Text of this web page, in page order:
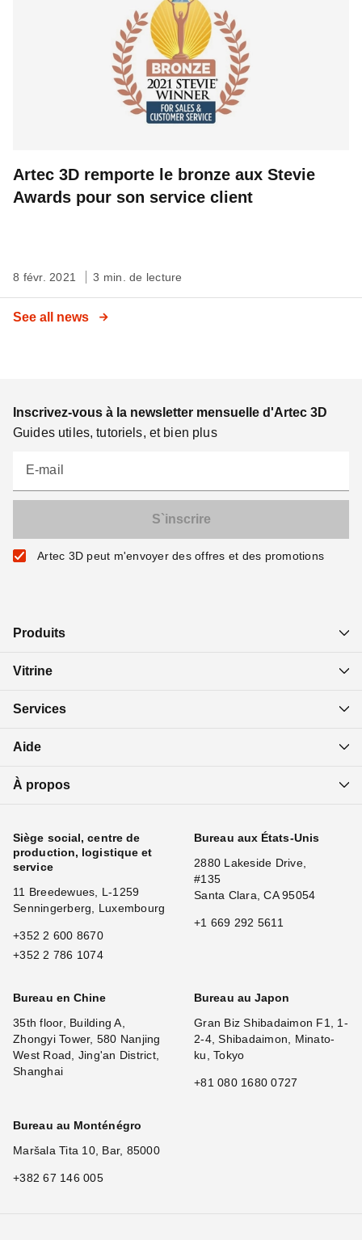
Artec 3D remporte le bronze aux Stevie
Awards pour son service client
8 févr. 2021 3 min. de lecture
See all news
Inscrivez-vous à la newsletter mensuelle d'Artec 3D
Guides utiles, tutoriels, et bien plus
E-mail
Artec 3D peut m'envoyer des offres et des promotions
Produits
Vitrine
Services
Aide
À propos
Siège social, centre de
production, logistique et
service
11 Breedewues, L-1259
Senningerberg, Luxembourg
+352 2 600 8670
+352 2 786 1074
Bureau aux États-Unis
2880 Lakeside Drive,
#135
Santa Clara, CA 95054
+1 669 292 5611
Bureau en Chine
35th floor, Building A,
Zhongyi Tower, 580 Nanjing
West Road, Jing'an District,
Shanghai
Bureau au Japon
Gran Biz Shibadaimon F1, 1-
2-4, Shibadaimon, Minato-
ku, Tokyo
+81 080 1680 0727
Bureau au Monténégro
Maršala Tita 10, Bar, 85000
+382 67 146 005